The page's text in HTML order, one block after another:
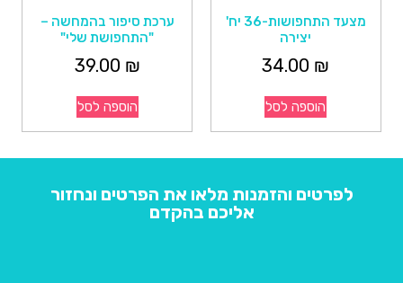
מצעד התחפושות-36 יח'
יצירה
34.00 ₪
הוספה לסל
ערכת סיפור בהמחשה –
"התחפושת שלי"
39.00 ₪
הוספה לסל
לפרטים והזמנות מלאו את הפרטים ונחזור
אליכם בהקדם